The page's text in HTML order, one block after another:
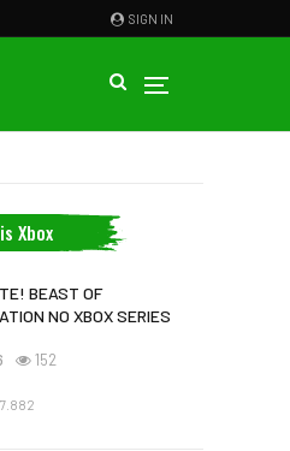
SIGN IN
Xbox
BEAST OF
NO XBOX SERIES
152
7.882